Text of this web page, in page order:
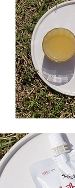
프 하세요!